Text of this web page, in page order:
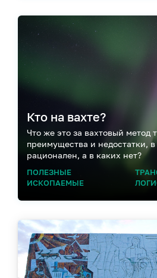
Кто на вахте?
Что же это за вахтовый метод
преимущества и недостатки,
рационален, а в каких нет?
ПОЛЕЗНЫЕ
ИСКОПАЕМЫЕ